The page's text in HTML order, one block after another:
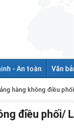
- An toàn Văn
hàng không điều phối
điều phối/